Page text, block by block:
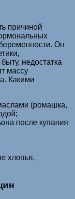
причиной
Он
недостатка
массу
Какими
(ромашка,
после купания
хлопья,